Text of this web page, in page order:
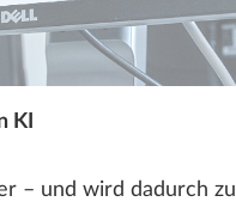
KI
– und wird dadurch zu